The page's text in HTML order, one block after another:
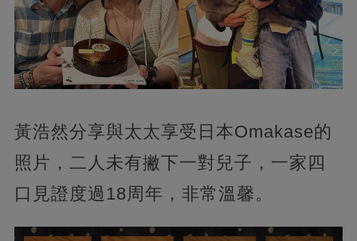
黃浩然分享與太太享受日本Omakase的
照片，二人未有撇下一對兒子，一家四
口見證度過18周年，非常溫馨。